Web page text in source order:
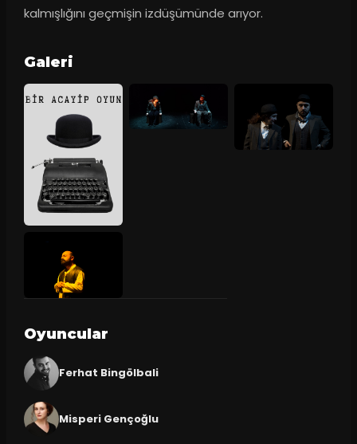
kalmışlığını geçmişin izdüşümünde arıyor.
Galeri
Oyuncular
Ferhat Bingölbali
Misperi Gençoğlu